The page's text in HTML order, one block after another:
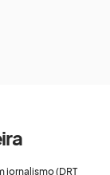
jornalismo (DRT